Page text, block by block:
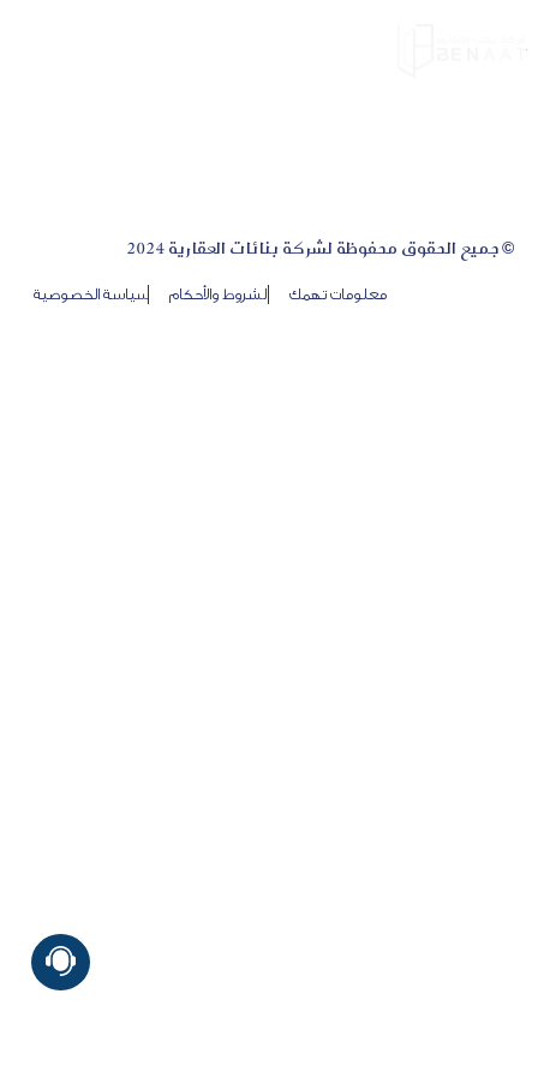
© جميع الحقوق محفوظة لشركة بنائات العقارية 2024
معلومات تهمك الشروط والأحكام سياسة الخصوصية